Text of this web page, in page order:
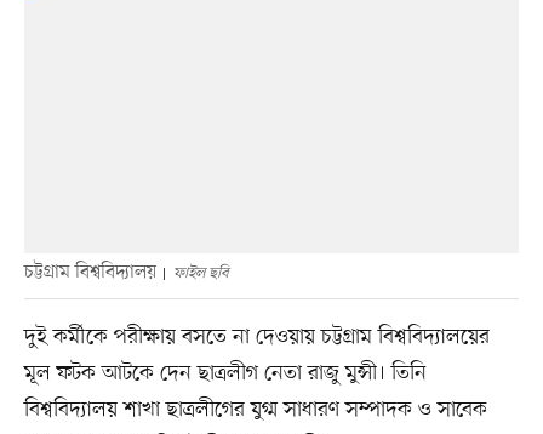
চট্টগ্রাম বিশ্ববিদ্যালয় ফাইল ছবি
দুই কর্মীকে পরীক্ষায় বসতে না দেওয়ায় চট্টগ্রাম বিশ্ববিদ্যালয়ের
মূল ফটক আটকে দেন ছাত্রলীগ নেতা রাজু মুন্সী। তিনি
বিশ্ববিদ্যালয় শাখা ছাত্রলীগের যুগ্ম সাধারণ সম্পাদক ও সাবেক